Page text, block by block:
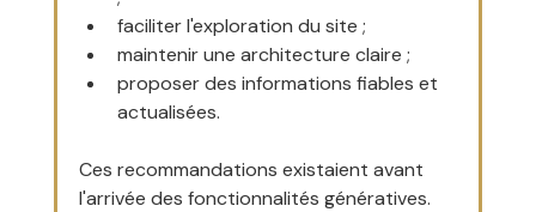
faciliter l'exploration du site ;
maintenir une architecture claire ;
proposer des informations fiables et
actualisées.
Ces recommandations existaient avant
l'arrivée des fonctionnalités génératives.